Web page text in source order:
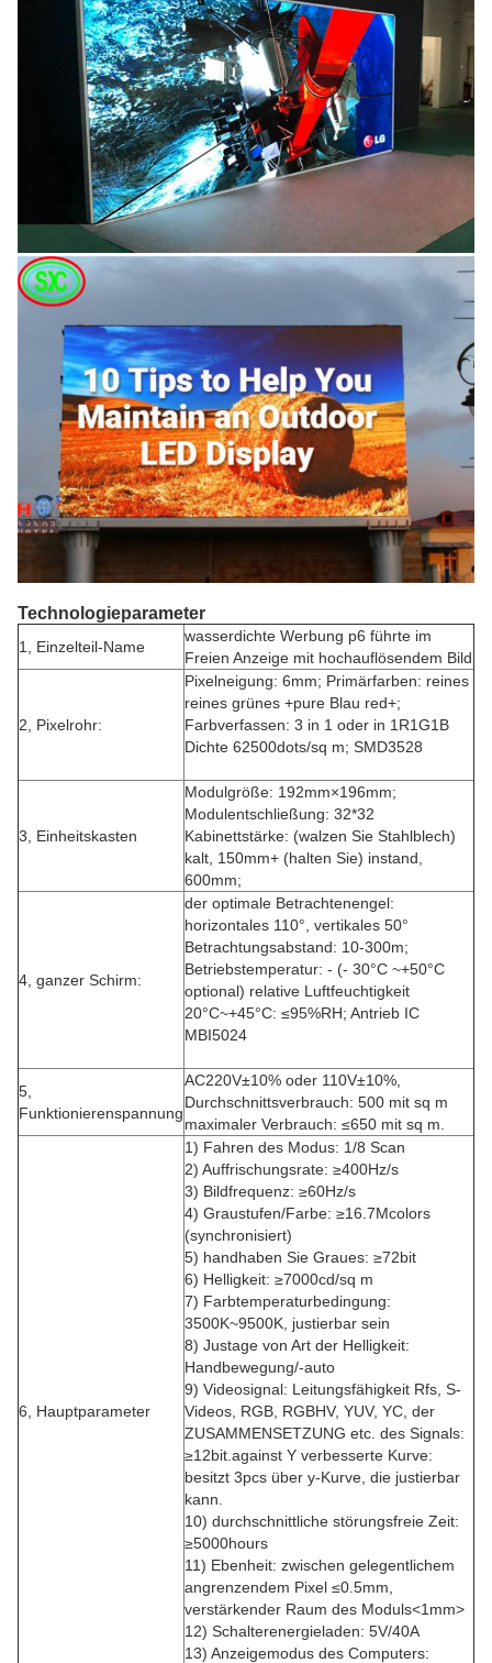
Technologieparameter
1, Einzelteil-Name
wasserdichte Werbung p6 führte im
Freien Anzeige mit hochauflösendem Bild
2, Pixelrohr:
Pixelneigung: 6mm; Primärfarben: reines
reines grünes +pure Blau red+;
Farbverfassen: 3 in 1 oder in 1R1G1B
Dichte 62500dots/sq m; SMD3528
3, Einheitskasten
Modulgröße: 192mm×196mm;
Modulentschließung: 32*32
Kabinettstärke: (walzen Sie Stahlblech)
kalt, 150mm+ (halten Sie) instand,
600mm;
4, ganzer Schirm:
der optimale Betrachtenengel:
horizontales 110°, vertikales 50°
Betrachtungsabstand: 10-300m;
Betriebstemperatur: - (- 30°C ~+50°C
optional) relative Luftfeuchtigkeit
20°C~+45°C: ≤95%RH; Antrieb IC
MBI5024
5,
Funktionierenspannung
AC220V±10% oder 110V±10%,
Durchschnittsverbrauch: 500 mit sq m
maximaler Verbrauch: ≤650 mit sq m.
6, Hauptparameter
1) Fahren des Modus: 1/8 Scan
2) Auffrischungsrate: ≥400Hz/s
3) Bildfrequenz: ≥60Hz/s
4) Graustufen/Farbe: ≥16.7Mcolors
(synchronisiert)
5) handhaben Sie Graues: ≥72bit
6) Helligkeit: ≥7000cd/sq m
7) Farbtemperaturbedingung:
3500K~9500K, justierbar sein
8) Justage von Art der Helligkeit:
Handbewegung/-auto
9) Videosignal: Leitungsfähigkeit Rfs, S-
Videos, RGB, RGBHV, YUV, YC, der
ZUSAMMENSETZUNG etc. des Signals:
≥12bit.against Y verbesserte Kurve:
besitzt 3pcs über y-Kurve, die justierbar
kann.
10) durchschnittliche störungsfreie Zeit:
≥5000hours
11) Ebenheit: zwischen gelegentlichem
angrenzendem Pixel ≤0.5mm,
verstärkender Raum des Moduls<1mm>
12) Schalterenergieladen: 5V/40A
13) Anzeigemodus des Computers: